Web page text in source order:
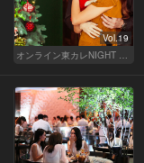
Vol.19
オンライン東カレNIGHT イベント募集